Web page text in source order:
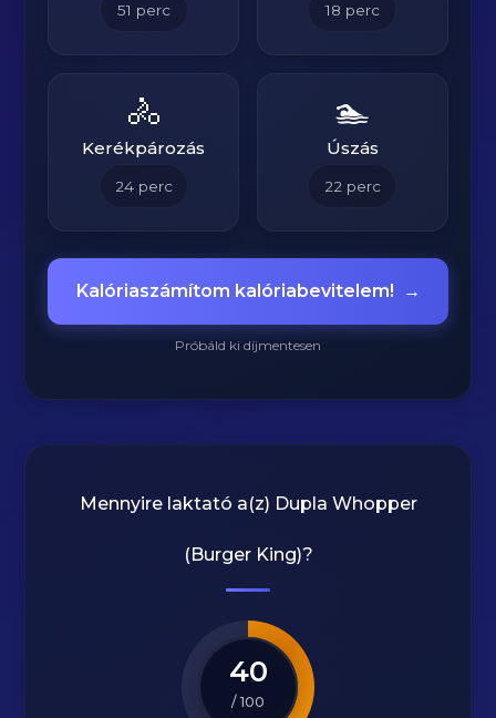
51 perc 18 perc
🚴
Kerékpározás
24perc
🏊
Úszás
22 perc
Kalóriaszámítom kalóriabevitelem! →
Próbáld ki díjmentesen
Mennyire laktató a(z) Dupla Whopper
(Burger King)?
40
/ 100